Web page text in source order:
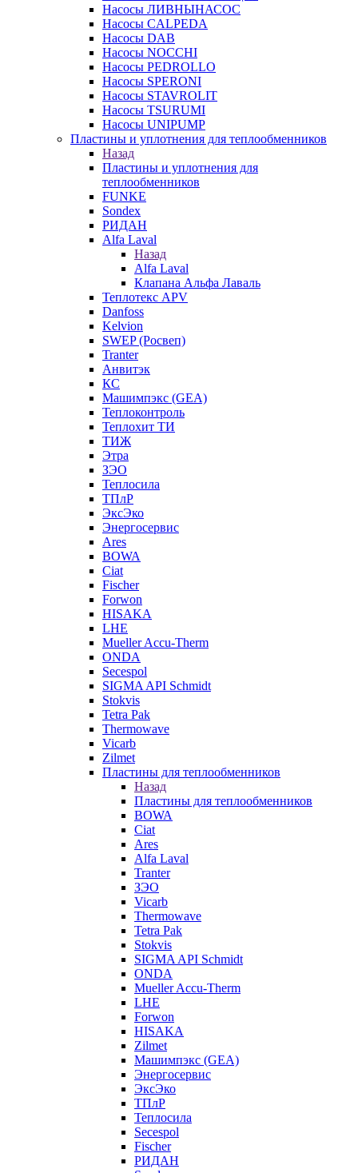
Насосы ЛИВНЫНАСОС
Насосы CALPEDA
Насосы DAB
Насосы NOCCHI
Насосы PEDROLLO
Насосы SPERONI
Насосы STAVROLIT
Насосы TSURUMI
Насосы UNIPUMP
Пластины и уплотнения для теплообменников
Назад
Пластины и уплотнения для
теплообменников
FUNKE
Sondex
РИДАН
Alfa Laval
Назад
Alfa Laval
Клапана Альфа Лаваль
Теплотекс APV
Danfoss
Kelvion
SWEP (Росвеп)
Tranter
Анвитэк
КС
Машимпэкс (GEA)
Теплоконтроль
Теплохит ТИ
ТИЖ
Этра
ЗЭО
Теплосила
ТПлР
ЭксЭко
Энергосервис
Ares
BOWA
Ciat
Fischer
Forwon
HISAKA
LHE
Mueller Accu-Therm
ONDA
Secespol
SIGMA API Schmidt
Stokvis
Tetra Pak
Thermowave
Vicarb
Zilmet
Пластины для теплообменников
Назад
Пластины для теплообменников
BOWA
Ciat
Ares
Alfa Laval
Tranter
ЗЭО
Vicarb
Thermowave
Tetra Pak
Stokvis
SIGMA API Schmidt
ONDA
Mueller Accu-Therm
LHE
Forwon
HISAKA
Zilmet
Машимпэкс (GEA)
Энергосервис
ЭксЭко
ТПлР
Теплосила
Secespol
Fischer
РИДАН